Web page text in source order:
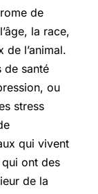
de
la race,
de l’animal.
de santé
ou
stress
qui vivent
ont des
de la